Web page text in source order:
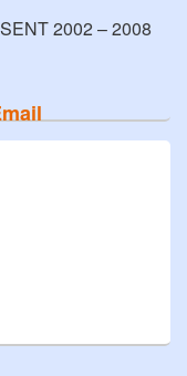
2002 – 2008